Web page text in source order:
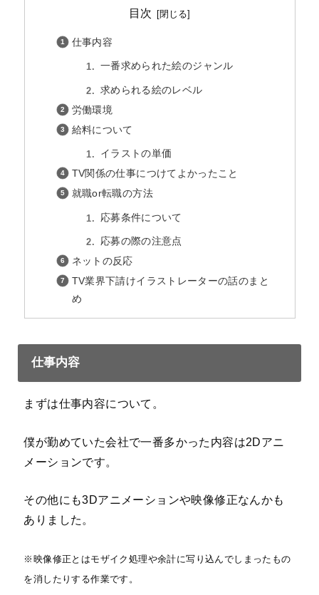
目次
仕事内容
一番求められた絵のジャンル
求められる絵のレベル
労働環境
給料について
イラストの単価
TV関係の仕事につけてよかったこと
就職or転職の方法
応募条件について
応募の際の注意点
ネットの反応
TV業界下請けイラストレーターの話のまと
め
仕事内容
まずは仕事内容について。
僕が勤めていた会社で一番多かった内容は2Dアニ
メーションです。
その他にも3Dアニメーションや映像修正なんかも
ありました。
※映像修正とはモザイク処理や余計に写り込んでしまったもの
を消したりする作業です。